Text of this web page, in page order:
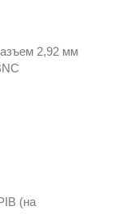
2,92 мм
(на